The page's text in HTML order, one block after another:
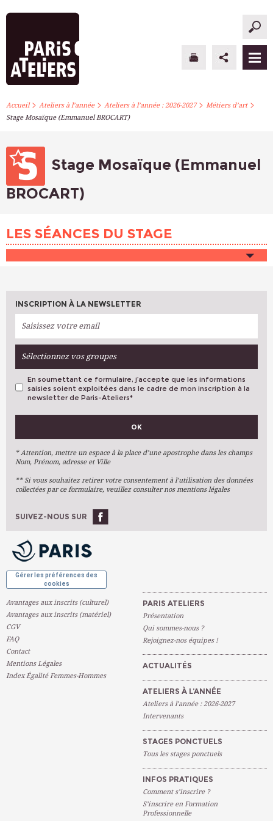
PARIS ATELIERS
ATELIERS À L’ANNÉE
S’INSCRIRE
Accueil> Ateliers à l’année> Ateliers à l’année : 2026-2027> Métiers d’art>
Stage Mosaïque (Emmanuel BROCART)
Stage Mosaïque (Emmanuel
BROCART)
LES SÉANCES DU STAGE
INSCRIPTION À LA NEWSLETTER
Sélectionnez vos groupes
VOS PRÉFÉRENCES
Arts Plastiques
Arts Du Texte
Arts Numériques
Ateliers À L'année
En soumettant ce formulaire, j’accepte que les informations
saisies soient exploitées dans le cadre de mon inscription à la
newsletter de Paris-Ateliers*
OK
* Attention, mettre un espace à la place d’une apostrophe dans les champs
Nom, Prénom, adresse et Ville
** Si vous souhaitez retirer votre consentement à l’utilisation des données
collectées par ce formulaire, veuillez consulter nos mentions légales
SUIVEZ-NOUS SUR
Gérer les préférences des
cookies
Avantages aux inscrits (culturel)
Avantages aux inscrits (matériel)
CGV
FAQ
Contact
Mentions Légales
Index Égalité Femmes-Hommes
PARIS ATELIERS
Présentation
Qui sommes-nous ?
Rejoignez-nos équipes !
ACTUALITÉS
ATELIERS À L’ANNÉE
Ateliers à l’année : 2026-2027
Intervenants
STAGES PONCTUELS
Tous les stages ponctuels
INFOS PRATIQUES
Comment s’inscrire ?
S’inscrire en Formation
Professionnelle